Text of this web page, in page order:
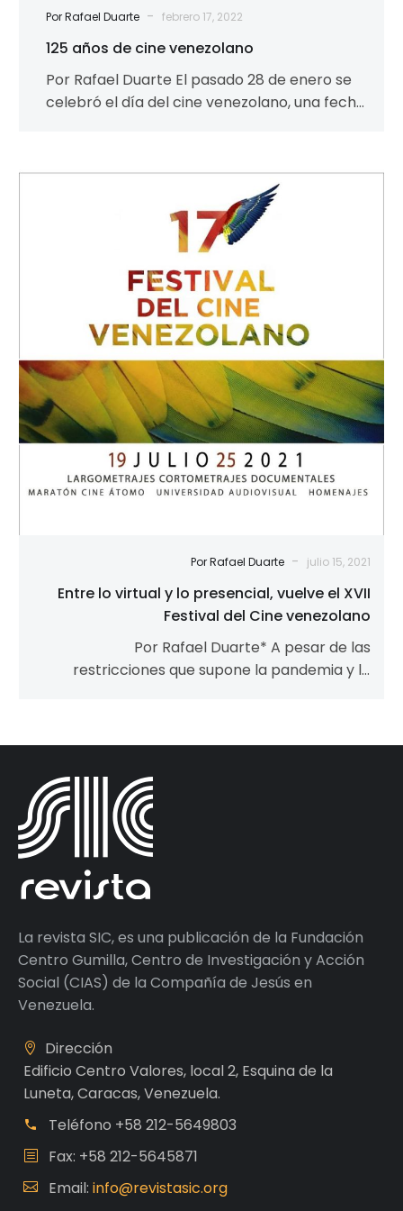
Por Rafael Duarte - febrero 17, 2022
125 años de cine venezolano
Por Rafael Duarte El pasado 28 de enero se
celebró el día del cine venezolano, una fecha
Entre
virtual
y
lo
presencial,
vuelve
el
XVII
Festival
del
Cine
venezolano
Por Rafael Duarte - julio 15, 2021
Entre lo virtual y lo presencial, vuelve el XVII
Festival del Cine venezolano
Por Rafael Duarte* A pesar de las
restricciones que supone la pandemia y la
La revista SIC, es una publicación de la Fundación
Centro Gumilla, Centro de Investigación y Acción
Social (CIAS) de la Compañía de Jesús en
Venezuela.
Dirección
Edificio Centro Valores, local 2, Esquina de la
Luneta, Caracas, Venezuela.
Teléfono +58 212-5649803
Fax: +58 212-5645871
Email: info@revistasic.org